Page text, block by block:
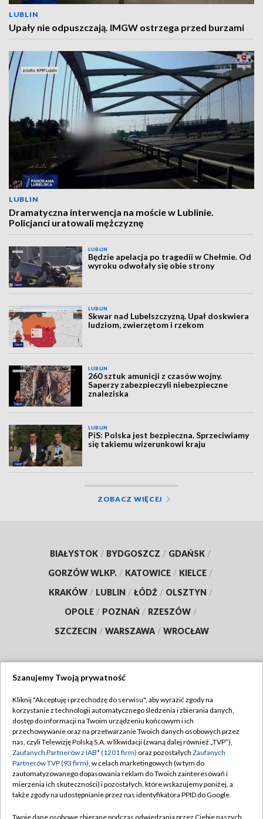
LUBLIN
Upały nie odpuszczają. IMGW ostrzega przed burzami
LUBLIN
Dramatyczna interwencja na moście w Lublinie.
Policjanci uratowali mężczyznę
LUBLIN
Będzie apelacja po tragedii w Chełmie. Od
wyroku odwołały się obie strony
LUBLIN
Skwar nad Lubelszczyzną. Upał doskwiera
ludziom, zwierzętom i rzekom
LUBLIN
260 sztuk amunicji z czasów wojny.
Saperzy zabezpieczyli niebezpieczne
znaleziska
LUBLIN
PiS: Polska jest bezpieczna. Sprzeciwiamy
się takiemu wizerunkowi kraju
ZOBACZ WIĘCEJ
BIAŁYSTOK / BYDGOSZCZ / GDAŃSK /
GORZÓW WLKP. / KATOWICE / KIELCE /
KRAKÓW / LUBLIN / ŁÓDŹ / OLSZTYN /
OPOLE / POZNAŃ / RZESZÓW /
SZCZECIN / WARSZAWA / WROCŁAW
TVP
Abonament TVP
Emisja w TVP
Centrum informacji TVP
Naziemna Telewizja Cyfrowa
Regulamin TVP
Polityka prywatności
Moje zgody
Pomoc
Szanujemy Twoją prywatność
Kliknij "Akceptuję i przechodzę do serwisu", aby wyrazić zgody na
korzystanie z technologii automatycznego śledzenia i zbierania danych,
dostęp do informacji na Twoim urządzeniu końcowym i ich
przechowywanie oraz na przetwarzanie Twoich danych osobowych przez
nas, czyli Telewizję Polską S.A. w likwidacji (zwaną dalej również „TVP”),
Zaufanych Partnerów z IAB* (1201 firm) oraz pozostałych Zaufanych
Partnerów TVP (93 firm), w celach marketingowych (w tym do
zautomatyzowanego dopasowania reklam do Twoich zainteresowań i
mierzenia ich skuteczności) i pozostałych, które wskazujemy poniżej, a
także zgody na udostępnianie przez nas identyfikatora PPID do Google.
Twoje dane osobowe zbierane podczas odwiedzania przez Ciebie naszych